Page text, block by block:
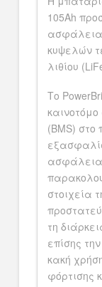
105Ah
κυψελών
λιθίου
Το
(BMS) στο
στοιχεία
τη
επίσης
κακή
φόρτισης